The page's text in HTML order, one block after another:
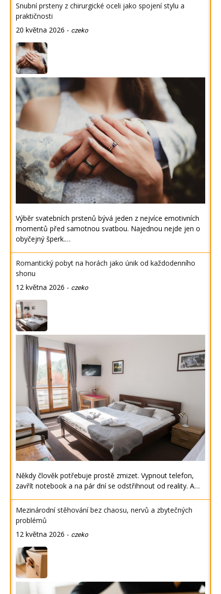
Snubní prsteny z chirurgické oceli jako spojení stylu a
praktičnosti
20 května 2026 - czeko
Výběr svatebních prstenů bývá jeden z nejvíce emotivních
momentů před samotnou svatbou. Najednou nejde jen o
obyčejný šperk.…
Romantický pobyt na horách jako únik od každodenního
shonu
12 května 2026 - czeko
Někdy člověk potřebuje prostě zmizet. Vypnout telefon,
zavřít notebook a na pár dní se odstřihnout od reality. A…
Mezinárodní stěhování bez chaosu, nervů a zbytečných
problémů
12 května 2026 - czeko